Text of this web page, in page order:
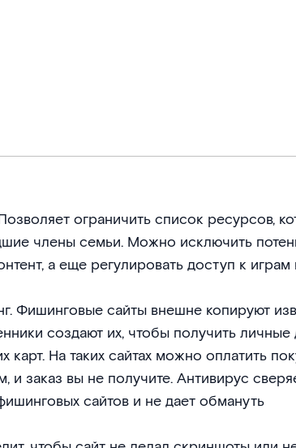
ограничить список ресурсов,
члены семьи. Можно исключить
а еще регулировать доступ к играм
Фишинговые сайты внешне копируют
создают их, чтобы получить личные
карт. На таких сайтах можно оплатить
и заказ вы не получите. Антивирус
сайтов и не дает обмануть